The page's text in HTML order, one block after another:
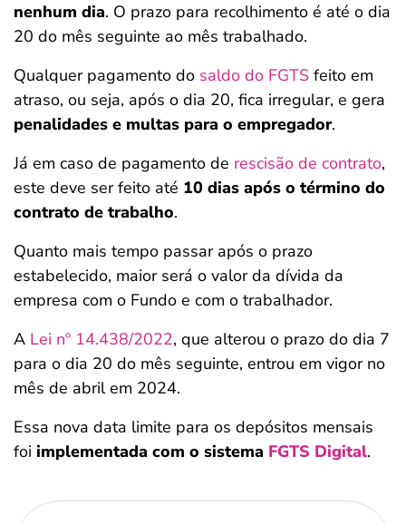
nenhum dia. O prazo para recolhimento é até o dia
20 do mês seguinte ao mês trabalhado.
Qualquer pagamento do saldo do FGTS feito em
atraso, ou seja, após o dia 20, fica irregular, e gera
penalidades e multas para o empregador.
Já em caso de pagamento de rescisão de contrato,
este deve ser feito até 10 dias após o término do
contrato de trabalho.
Quanto mais tempo passar após o prazo
estabelecido, maior será o valor da dívida da
empresa com o Fundo e com o trabalhador.
A Lei nº 14.438/2022, que alterou o prazo do dia 7
para o dia 20 do mês seguinte, entrou em vigor no
mês de abril em 2024.
Essa nova data limite para os depósitos mensais
foi implementada com o sistema FGTS Digital.